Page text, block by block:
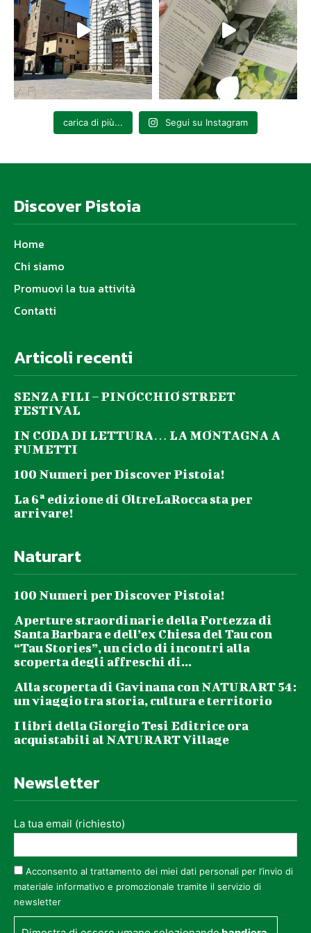
carica di più... Segui su Instagram
Discover Pistoia
Home
Chi siamo
Promuovi la tua attività
Contatti
Articoli recenti
SENZA FILI – PINOCCHIO STREET
FESTIVAL
IN CODA DI LETTURA… LA MONTAGNA A
FUMETTI
100 Numeri per Discover Pistoia!
La 6ª edizione di OltreLaRocca sta per
arrivare!
Naturart
100 Numeri per Discover Pistoia!
Aperture straordinarie della Fortezza di
Santa Barbara e dell’ex Chiesa del Tau con
“Tau Stories”, un ciclo di incontri alla
scoperta degli affreschi di...
Alla scoperta di Gavinana con NATURART 54:
un viaggio tra storia, cultura e territorio
I libri della Giorgio Tesi Editrice ora
acquistabili al NATURART Village
Newsletter
La tua email (richiesto)
Acconsento al trattamento dei miei dati personali per l’invio di
materiale informativo e promozionale tramite il servizio di
newsletter